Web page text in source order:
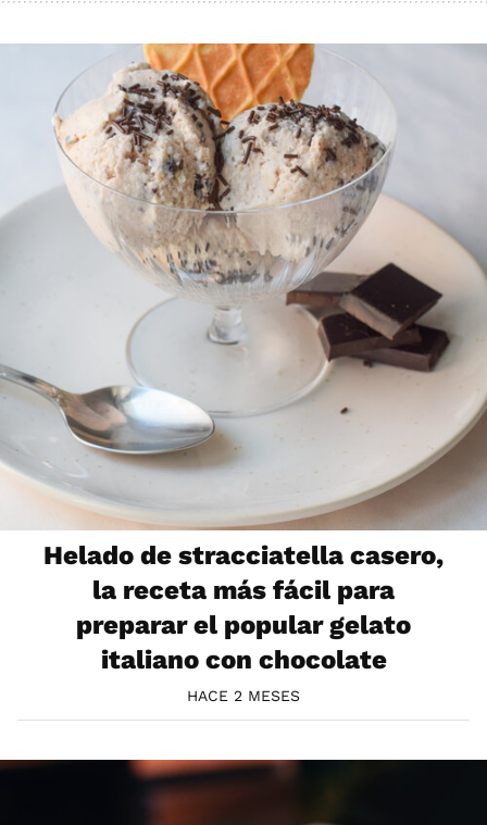
Helado de stracciatella casero,
la receta más fácil para
preparar el popular gelato
italiano con chocolate
HACE 2 MESES